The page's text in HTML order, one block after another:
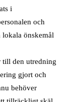
i
och
önskemål
till den utredning
gjort och
behöver